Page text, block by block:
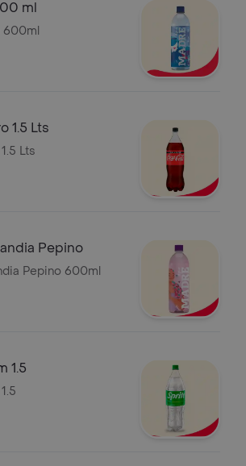
ml
600ml
1.5 Lts
Lts
Pepino
Pepino 600ml
1.5